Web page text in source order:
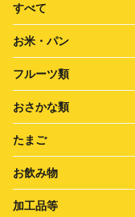
すべて
お米・パン
フルーツ類
おさかな類
たまご
お飲み物
加工品等